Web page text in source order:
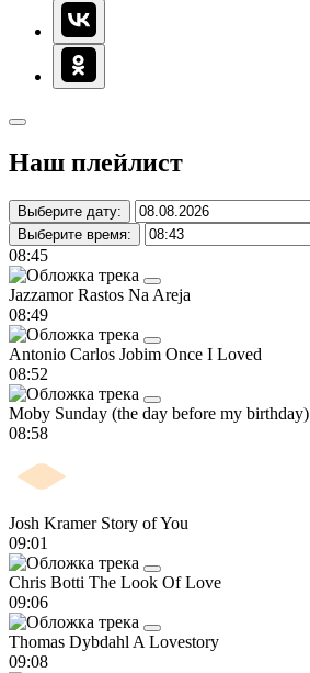
Наш плейлист
Выберите дату:
Выберите время:
08:45
JazzamorRastos Na Areja
08:49
Antonio Carlos Jobim Once I Loved
08:52
Moby Sunday (the day before my birthday)
08:58
Josh Kramer Story of You
09:01
Chris Botti The Look Of Love
09:06
Thomas Dybdahl A Lovestory
09:08